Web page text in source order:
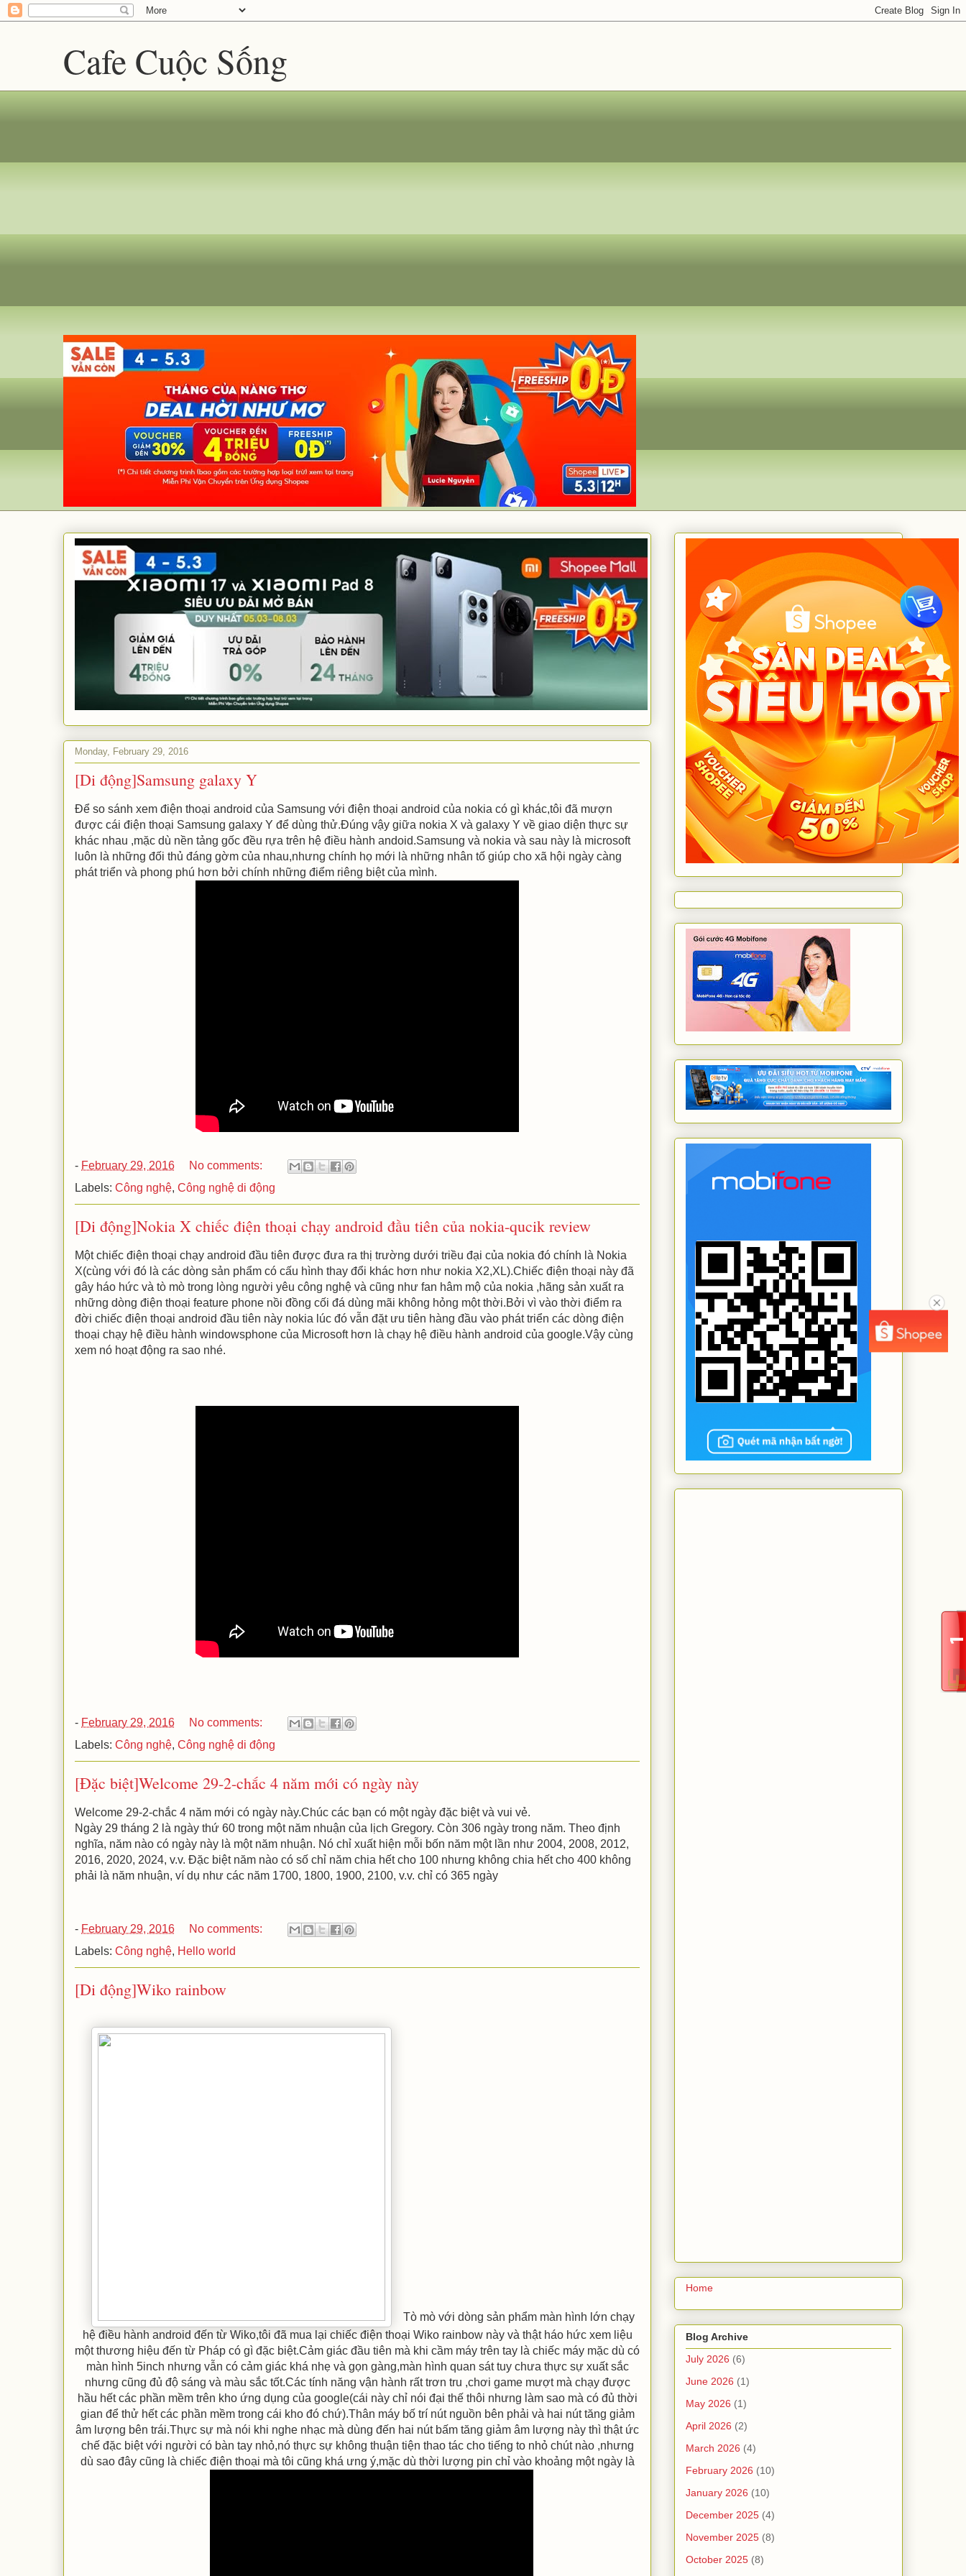
Cafe Cuộc Sống
Monday, February 29, 2016
[Di động]Samsung galaxy Y
Để so sánh xem điện thoại android của Samsung với điện thoại android của nokia có gì khác,tôi đã mượn
được cái điện thoại Samsung galaxy Y để dùng thử.Đúng vậy giữa nokia X và galaxy Y về giao diện thực sự
khác nhau ,mặc dù nền tảng gốc đều rựa trên hệ điều hành andoid.Samsung và nokia và sau này là microsoft
luôn là những đối thủ đáng gờm của nhau,nhưng chính họ mới là những nhân tố giúp cho xã hội ngày càng
phát triển và phong phú hơn bởi chính những điểm riêng biệt của mình.
- February 29, 2016
No comments:
Labels: Công nghệ, Công nghệ di động
[Di động]Nokia X chiếc điện thoại chạy android đầu tiên của nokia-qucik review
Một chiếc điện thoại chạy android đầu tiên được đưa ra thị trường dưới triều đại của nokia đó chính là Nokia
X(cùng với đó là các dòng sản phẩm có cấu hình thay đổi khác hơn như nokia X2,XL).Chiếc điện thoại này đã
gây háo hức và tò mò trong lòng người yêu công nghệ và cũng như fan hâm mộ của nokia ,hãng sản xuất ra
những dòng điện thoại feature phone nồi đồng cối đá dùng mãi không hỏng một thời.Bởi vì vào thời điểm ra
đời chiếc điện thoại android đầu tiên này nokia lúc đó vẫn đặt ưu tiên hàng đầu vào phát triển các dòng điện
thoại chạy hệ điều hành windowsphone của Microsoft hơn là chạy hệ điều hành android của google.Vậy cùng
xem nó hoạt động ra sao nhé.
- February 29, 2016
No comments:
Labels: Công nghệ, Công nghệ di động
[Đặc biệt]Welcome 29-2-chắc 4 năm mới có ngày này
Welcome 29-2-chắc 4 năm mới có ngày này.Chúc các bạn có một ngày đặc biệt và vui vẻ.
Ngày 29 tháng 2 là ngày thứ 60 trong một năm nhuận của lịch Gregory. Còn 306 ngày trong năm. Theo định
nghĩa, năm nào có ngày này là một năm nhuận. Nó chỉ xuất hiện mỗi bốn năm một lần như 2004, 2008, 2012,
2016, 2020, 2024, v.v. Đặc biệt năm nào có số chỉ năm chia hết cho 100 nhưng không chia hết cho 400 không
phải là năm nhuận, ví dụ như các năm 1700, 1800, 1900, 2100, v.v. chỉ có 365 ngày
- February 29, 2016
No comments:
Labels: Công nghệ, Hello world
[Di động]Wiko rainbow
Tò mò với dòng sản phẩm màn hình lớn chạy
hệ điều hành android đến từ Wiko,tôi đã mua lại chiếc điện thoại Wiko rainbow này và thật háo hức xem liệu
một thương hiệu đến từ Pháp có gì đặc biệt.Cảm giác đầu tiên mà khi cầm máy trên tay là chiếc máy mặc dù có
màn hình 5inch nhưng vẫn có cảm giác khá nhẹ và gọn gàng,màn hình quan sát tuy chưa thực sự xuất sắc
nhưng cũng đủ độ sáng và màu sắc tốt.Các tính năng vận hành rất trơn tru ,chơi game mượt mà chạy được
hầu hết các phần mềm trên kho ứng dụng của google(cái này chỉ nói đại thế thôi nhưng làm sao mà có đủ thời
gian để thử hết các phần mềm trong cái kho đó chứ).Thân máy bố trí nút nguồn bên phải và hai nút tăng giảm
âm lượng bên trái.Thực sự mà nói khi nghe nhạc mà dùng đến hai nút bấm tăng giảm âm lượng này thì thật ức
chế đặc biệt với người có bàn tay nhỏ,nó thực sự không thuận tiện thao tác cho tiếng to nhỏ chút nào ,nhưng
dù sao đây cũng là chiếc điện thoại mà tôi cũng khá ưng ý,mặc dù thời lượng pin chỉ vào khoảng một ngày là
Home
Blog Archive
July 2026 (6)
June 2026 (1)
May 2026 (1)
April 2026 (2)
March 2026 (4)
February 2026 (10)
January 2026 (10)
December 2025 (4)
November 2025 (8)
October 2025 (8)